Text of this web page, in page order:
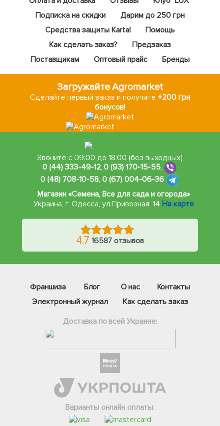
Подписка на скидки
Дарим до 250 грн
Средства защиты Kartal
Помощь
Как сделать заказ?
Предзаказ
Поставщикам
Оптовый прайс Бренды
Загружайте Agromarket
Сделайте первый заказ и получите +200 грн
бонусов!
Звоните с 09:00 до 18:00 (без выходных)
0 (44) 333-49-12,0 (93) 170-15-55,
0 (48) 708-10-58, 0 (67) 004-06-36
Магазин «Семена, Все для сада и огорода»
Украина, г. Одесса, ул.Привозная, 14 На карте
4.7 16587 отзывов
Франшиза Блог О нас
Контакты
Электронный журнал
Как сделать заказ
Доставка по всей Украине:
Варианты онлайн оплаты:
Інстаграм
Онлайн чат